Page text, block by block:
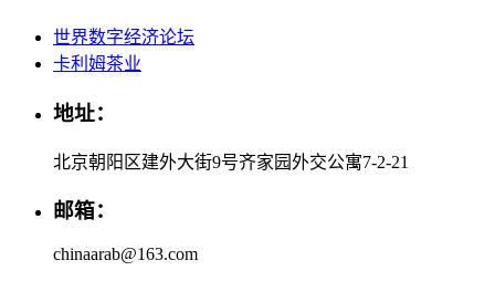
世界数字经济论坛
卡利姆茶业
地址：
北京朝阳区建外大街9号齐家园外交公寓7-2-21
邮箱：
chinaarab@163.com